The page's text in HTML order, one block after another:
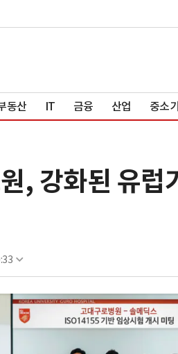
동산 IT 금융 산업 중소
, 강화된 유럽